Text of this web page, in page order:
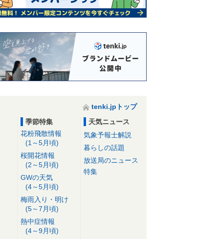
tenki.jpトップ
季節特集
花粉飛散情報
(1～5月頃)
桜開花情報
(2～5月頃)
GWの天気
(4～5月頃)
梅雨入り・明け
(5～7月頃)
熱中症情報
(4～9月頃)
天気ニュース
気象予報士解説
暮らしの話題
放送局のニュース
特集